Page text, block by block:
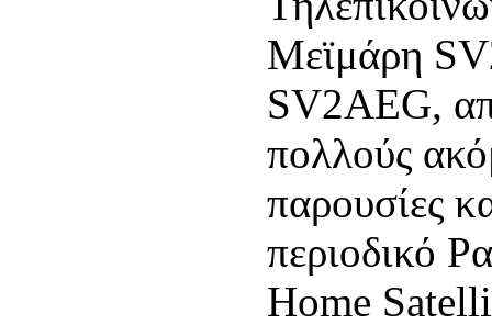
Μεϊμάρη
SV2AEG,
πολλούς
παρουσίες
περιοδικό
Home